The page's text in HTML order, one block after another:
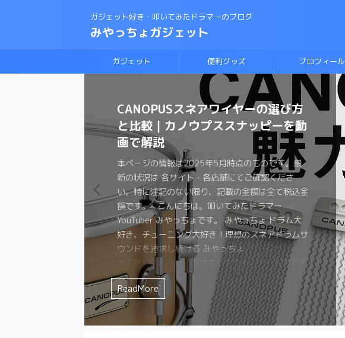
ガジェット好き・叩いてみたドラマーのブログ
みやっちょガジェット
ガジェット 便利グッズ プロフィール
CANOPUSスネアワイヤーの選び方
と比較｜カノウプススナッピーを動
画で解説
本ページの情報は2025年5月時点のものです。最
新の状況は 各サイト・各店舗にてご確認くださ
い。特に注記のない限り、記載の金額は全て税込金
額です。 こんにちは。叩いてみたドラマー
YouTuber みやっちょです。 みやっちょ ドラム大
好き、チューニング大好き！理想のスネアドラムサ
ウンドを追求し続ける みやっちょ
が CANOPUS（カノウプス）のスナッピーを紹介す
るよ。 理想のスネアサウンドを追求するには スネ
アの素材 打面のドラムヘッド 裏面のドラムヘッド
ミュート方法 な ...
ReadMore
【保存版】音で選ぶドラムヘッド比
較ガイド｜叩き比べ動画付きまとめ
本ページの情報は2025年4月時点のものです。最
新の状況は 各サイト・各店舗にてご確認くださ
い。特に注記のない限り、記載の金額は全て税込金
額です。 こんにちは。叩いてみたドラマー
YouTuber みやっちょです。 みやっちょ ドラム大
好き、チューニング大好き！理想のスネアドラムサ
ウンドを追求し続ける みやっちょ のドラムヘッド
比較ガイドだよ！！ ドラムヘッドって種類が多す
ぎて、いざ交換しようとした時ついつい同じヘッド
を選んでしまいませんか？？ みやっちょ めっちゃ
もったいない ...
ReadMore
理想のスネアサウンドを手に入れ
ろ！スナッピーの選び方
本ページの情報は2025年3月時点のものです。最
新の状況は 各サイト・各店舗にてご確認くださ
い。特に注記のない限り、記載の金額は全て税込金
額です。 こんにちは。叩いてみたドラマー
YouTuber みやっちょです。 みやっちょ ドラム大
好き、チューニング大好きのみやっちょがおすすめ
のスナッピーを紹介するよ。 ドラマーの要といえ
ばスネアドラム。 理想のスネアサウンドを手に入
れるには スネアの材質 打面のヘッド 裏側のヘッド
ミュート方法 などなど、様々な要素が必要となっ
てきます。 ...
ReadMore
変拍子のドラム曲に最適なテキス
ト・教則本はコレしかない！
本ページの情報は2024年12月時点のものです。最
新の状況は 各サイト・各店舗にてご確認くださ
い。特に注記のない限り、記載の金額は全て税込金
額です。 こんにちは。叩いてみたドラマー
YouTuber みやっちょです。 みやっちょ ドラム大
好き、チューニング大好きのみやっちょが変拍子の
ドラム練習法について色々と紹介するよ。 変拍
子… 興味や必要がなければ、普通のドラマーが一
生叩くことのないジャンルですよね。 みやっちょ
みやっちょも全く叩く気の無かったジャンルだよ ...
ReadMore
ロックドラマーがジャズドラムに挑
戦する方法！おすすめの教則本
は？？
本ページの情報は2024年12月時点のものです。最
新の状況は 各サイト・各店舗にてご確認くださ
い。特に注記のない限り、記載の金額は全て税込金
額です。 こんにちは。叩いてみたドラマー
YouTuber みやっちょです。 みやっちょ ドラム大
好き、チューニング大好きのロックドラマーみやっ
ちょがジャズに挑戦してみたよ！ ジャズドラムを
始めてみたい 今までロックやポップスは叩いたこ
とあるけどジャズドラムはどうやって叩けば良いの
かわからない みやっちょ ジャズドラムからはずっ
と逃げまわっ ...
ReadMore
【スネアチューニング】スネアヘッ
ド交換で音が変わるのか？？
本ページの情報は2024年11月時点のものです。最
新の状況は 各サイト・各店舗にてご確認くださ
い。特に注記のない限り、記載の金額は全て税込金
額です。 こんにちは。叩いてみたドラマー
YouTuber みやっちょです。 みやっちょ ドラム大
好き、チューニング大好きの みやっちょ がヘッド
を交換して音の変化を紹介するよ。 スネアのヘッ
ドを色々と試したみたいけど… 全部のヘッドを買
って試すわけにはいかないですよね 少しでもヘッ
ドの特徴やイメージを確認してから購入したい ...
ReadMore
【スネアチューニング】裏側にこだ
わる〜スナッピーで音が変わるの
か？実験してみた
本ページの情報は2024年11月時点のものです。最
新の状況は 各サイト・各店舗にてご確認くださ
い。特に注記のない限り、記載の金額は全て税込金
額です。 こんにちは。叩いてみたドラマー
YouTuber みやっちょです。 みやっちょ ドラム大
好き、チューニング大好きのみやっちょがスネアの
裏側にこだわる理由を実験を通して紹介するよ。
スネアのチューニングに悩んでる 色々なヘッドを
試してみたけど、なかなか思ったような音にならな
い そんな人にぜひ試してもらいたいのが 裏側の
...
ReadMore
【ドラム演奏してみた】ブルースド
ラムの練習に最適なテキストは？？
本ページの情報は2024年11月時点のものです。最
新の状況は 各サイト・各店舗にてご確認くださ
い。特に注記のない限り、記載の金額は全て税込金
額です。 こんにちは。叩いてみたドラマー
YouTuber みやっちょです。 みやっちょ ドラム大
好き、チューニング大好きのみやっちょがブルース
に挑戦したよ。 ブルースドラムの練習をしたい。
でも何から練習して良いのかわからない。 とはい
え、いきなりセッションに参加するのも気が引けま
すよね。 まずは一人でじっくり練習してみたいな
と思ったことは ...
ReadMore
スネアドラムの選び方 〜ラディッ
ク・メタル編〜
本ページの情報は2024年3月時点のものです。最
新の状況は 各サイト・各店舗にてご確認くださ
い。特に注記のない限り、記載の金額は全て税込金
額です。 こんにちは、叩いてみたドラマーみやっ
ちょです。 みやっちょ ドラム大好き、チューニン
グ大好きのみやっちょがラディックのメタルスネア
の選び方を紹介するよ。 始めてスネアドラムを買
おうと思っているけど、メーカーもたくさんある
し、サイズも色々。型番を見ても何が違うのかイマ
イチわからないですよね。 そんなスネア迷 ...
ReadMore
恋するフォーチュンクッキーのドラ
ムを叩いてみた 練習方法
本ページの情報は2024年2月時点のものです。最
新の状況は 各サイト・各店舗にてご確認くださ
い。特に注記のない限り、記載の金額は全て税込金
額です。 こんにちは。叩いてみたドラマー みやっ
ちょです。 せっかく楽器をやっているなら流行し
た有名な曲も演奏したくなりますよね。 恋するフ
ォーチュンクッキーはダンスが大流行しましたよ
ね。ドラムを叩くのも楽しそうだと思いません
か？？ コピーバンドを組んでも良いのですが、趣
味が合わなかったり、人間的に合わなかったり…な
かなか難しい ...
ReadMore